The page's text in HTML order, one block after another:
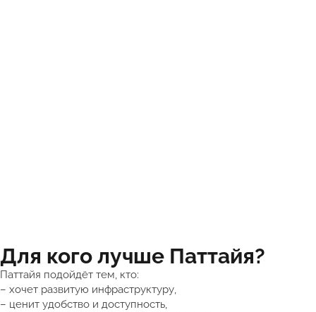
Для кого лучше Паттайя?
Паттайя подойдёт тем, кто:
– хочет развитую инфраструктуру,
– ценит удобство и доступность,